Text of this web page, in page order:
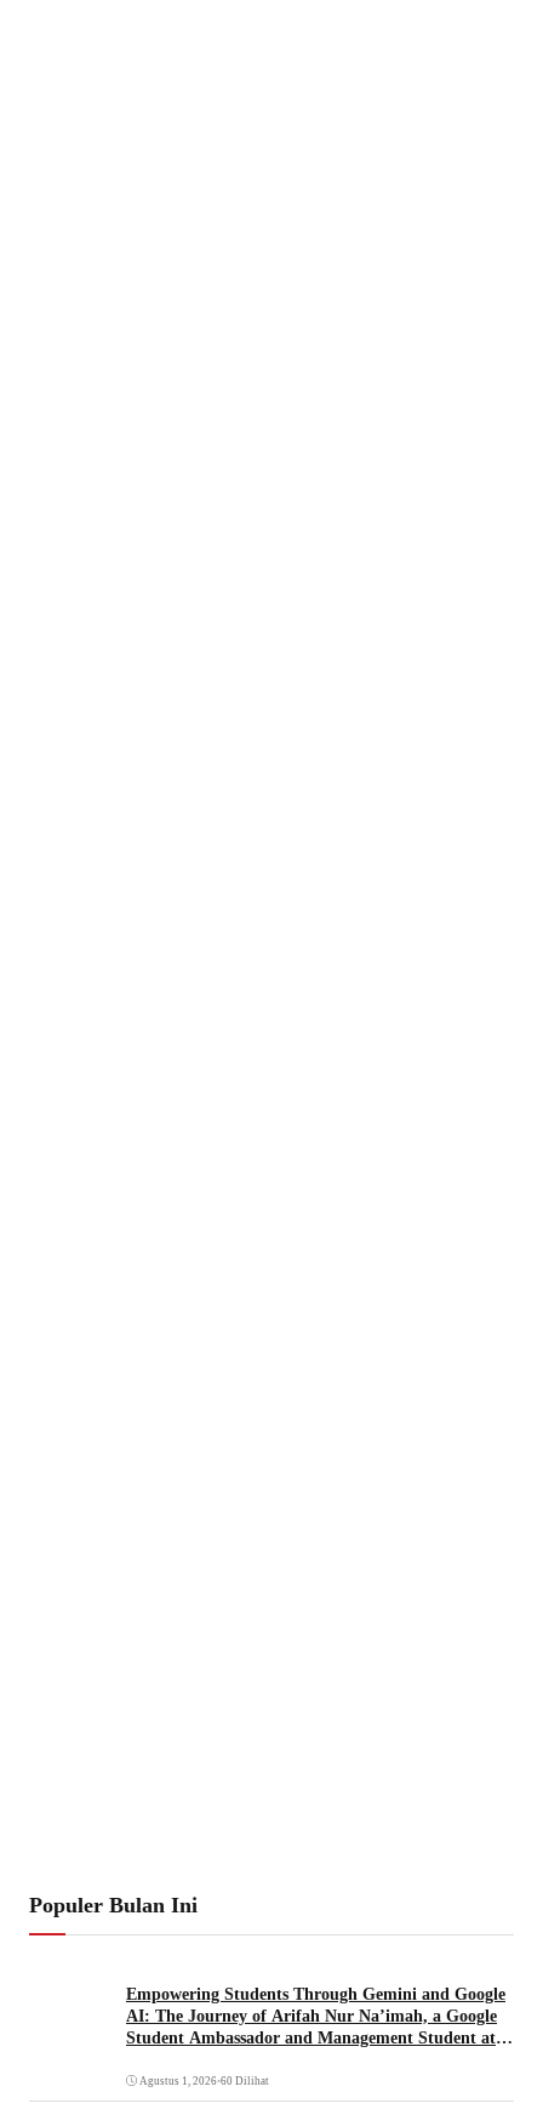
Populer Bulan Ini
Empowering Students Through Gemini and Google
AI: The Journey of Arifah Nur Na’imah, a Google
Student Ambassador and Management Student at
Agustus 1, 2026•60 Dilihat